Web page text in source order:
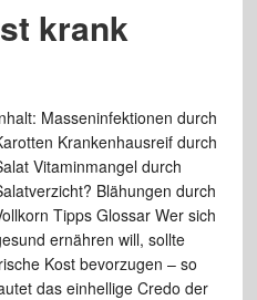
krank
Masseninfektionen durch
Krankenhausreif durch
Vitaminmangel durch
Blähungen durch
Tipps Glossar Wer sich
ernähren will, sollte
Kost bevorzugen – so
das einhellige Credo der